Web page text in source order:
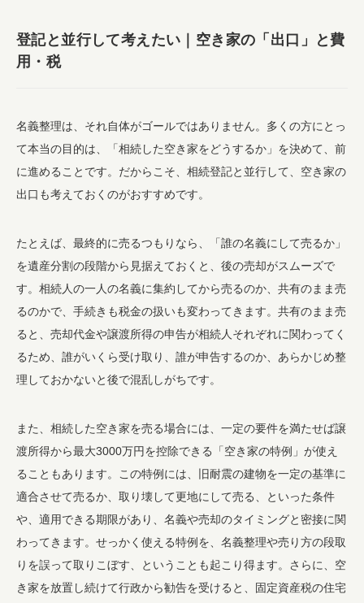
登記と並行して考えたい｜空き家の「出口」と費
用・税
名義整理は、それ自体がゴールではありません。多くの方にとっ
て本当の目的は、「相続した空き家をどうするか」を決めて、前
に進めることです。だからこそ、相続登記と並行して、空き家の
出口も考えておくのがおすすめです。
たとえば、最終的に売るつもりなら、「誰の名義にして売るか」
を遺産分割の段階から見据えておくと、後の売却がスムーズで
す。相続人の一人の名義に集約してから売るのか、共有のまま売
るのかで、手続きも税金の扱いも変わってきます。共有のまま売
ると、売却代金や譲渡所得の申告が相続人それぞれに関わってく
るため、誰がいくら受け取り、誰が申告するのか、あらかじめ整
理しておかないと後で混乱しがちです。
また、相続した空き家を売る場合には、一定の要件を満たせば譲
渡所得から最大3000万円を控除できる「空き家の特例」が使え
ることもあります。この特例には、旧耐震の建物を一定の基準に
適合させて売るか、取り壊して更地にして売る、といった条件
や、適用できる期限があり、名義や売却のタイミングと密接に関
わってきます。せっかく使える特例を、名義整理や売り方の段取
りを誤って取りこぼす、ということも起こり得ます。さらに、空
き家を放置し続けて行政から勧告を受けると、固定資産税の住宅